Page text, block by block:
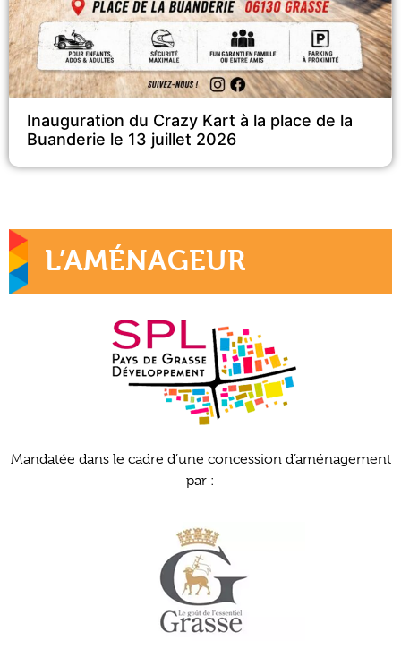
Inauguration du Crazy Kart à la place de la
Buanderie le 13 juillet 2026
L’AMÉNAGEUR
Mandatée dans le cadre d’une concession d’aménagement
par :